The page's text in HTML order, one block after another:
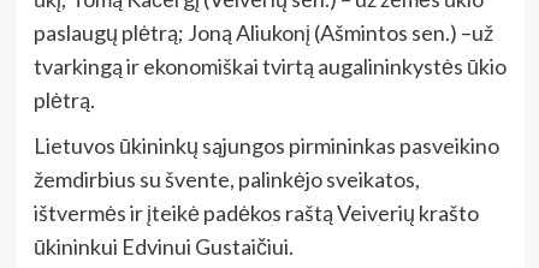
paslaugų plėtrą; Joną Aliukonį (Ašmintos sen.) –už
tvarkingą ir ekonomiškai tvirtą augalininkystės ūkio
plėtrą.
Lietuvos ūkininkų sąjungos pirmininkas pasveikino
žemdirbius su švente, palinkėjo sveikatos,
ištvermės ir įteikė padėkos raštą Veiverių krašto
ūkininkui Edvinui Gustaičiui.